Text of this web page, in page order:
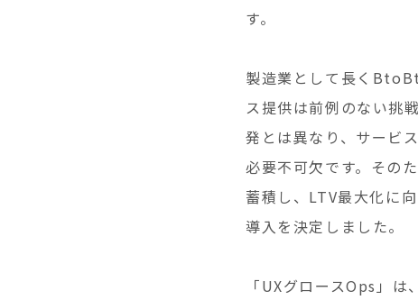
す。
製造業として長く
ス提供は前例のない挑
発とは異なり、サービ
必要不可欠です。その
蓄積し、LTV最大化に
導入を決定しました。
「UXグロースOps」